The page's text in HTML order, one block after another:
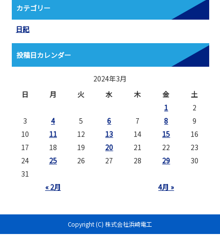
カテゴリー
日記
投稿日カレンダー
2024年3月
日
月 火 水 木 金 土
« 2月 4月 »
1
2
3
4 5 6 7 8
9
10
11 12 13 14 15
16
17
18 19 20 21 22
23
24
25 26 27 28 29
30
31
Copyright (C) 株式会社浜崎電工